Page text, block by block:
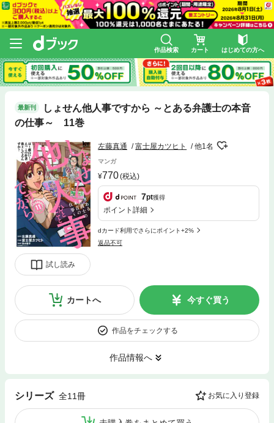
作品検索 カート はじめての方へ
最新刊
しょせん他人事ですから ～とある弁護士の本音
の仕事～ 11巻
試し読み
左藤真通 富士屋カツヒト 他1名
マンガ
770(税込)
7pt獲得
ポイント詳細
dカード利用でさらにポイント+2%
返品不可
カートへ 今すぐ買う
作品をチェックする
作品情報へ
シリーズ 全11冊 お気に入り登録